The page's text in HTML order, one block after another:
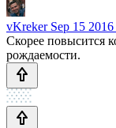
vKrekerSep 15 2016
Скорее повысится
рождаемости.